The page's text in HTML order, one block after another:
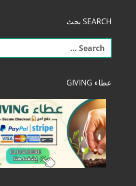
SEARCH بحث
البحث
عن:
عطاء GIVING